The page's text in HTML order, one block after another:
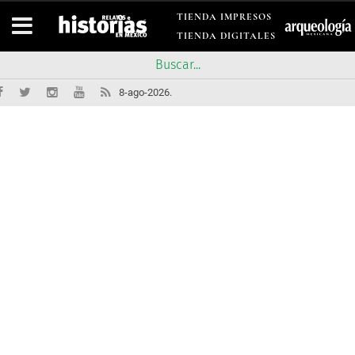
TIENDA IMPRESOS
TIENDA DIGITALES
8-ago-2026.